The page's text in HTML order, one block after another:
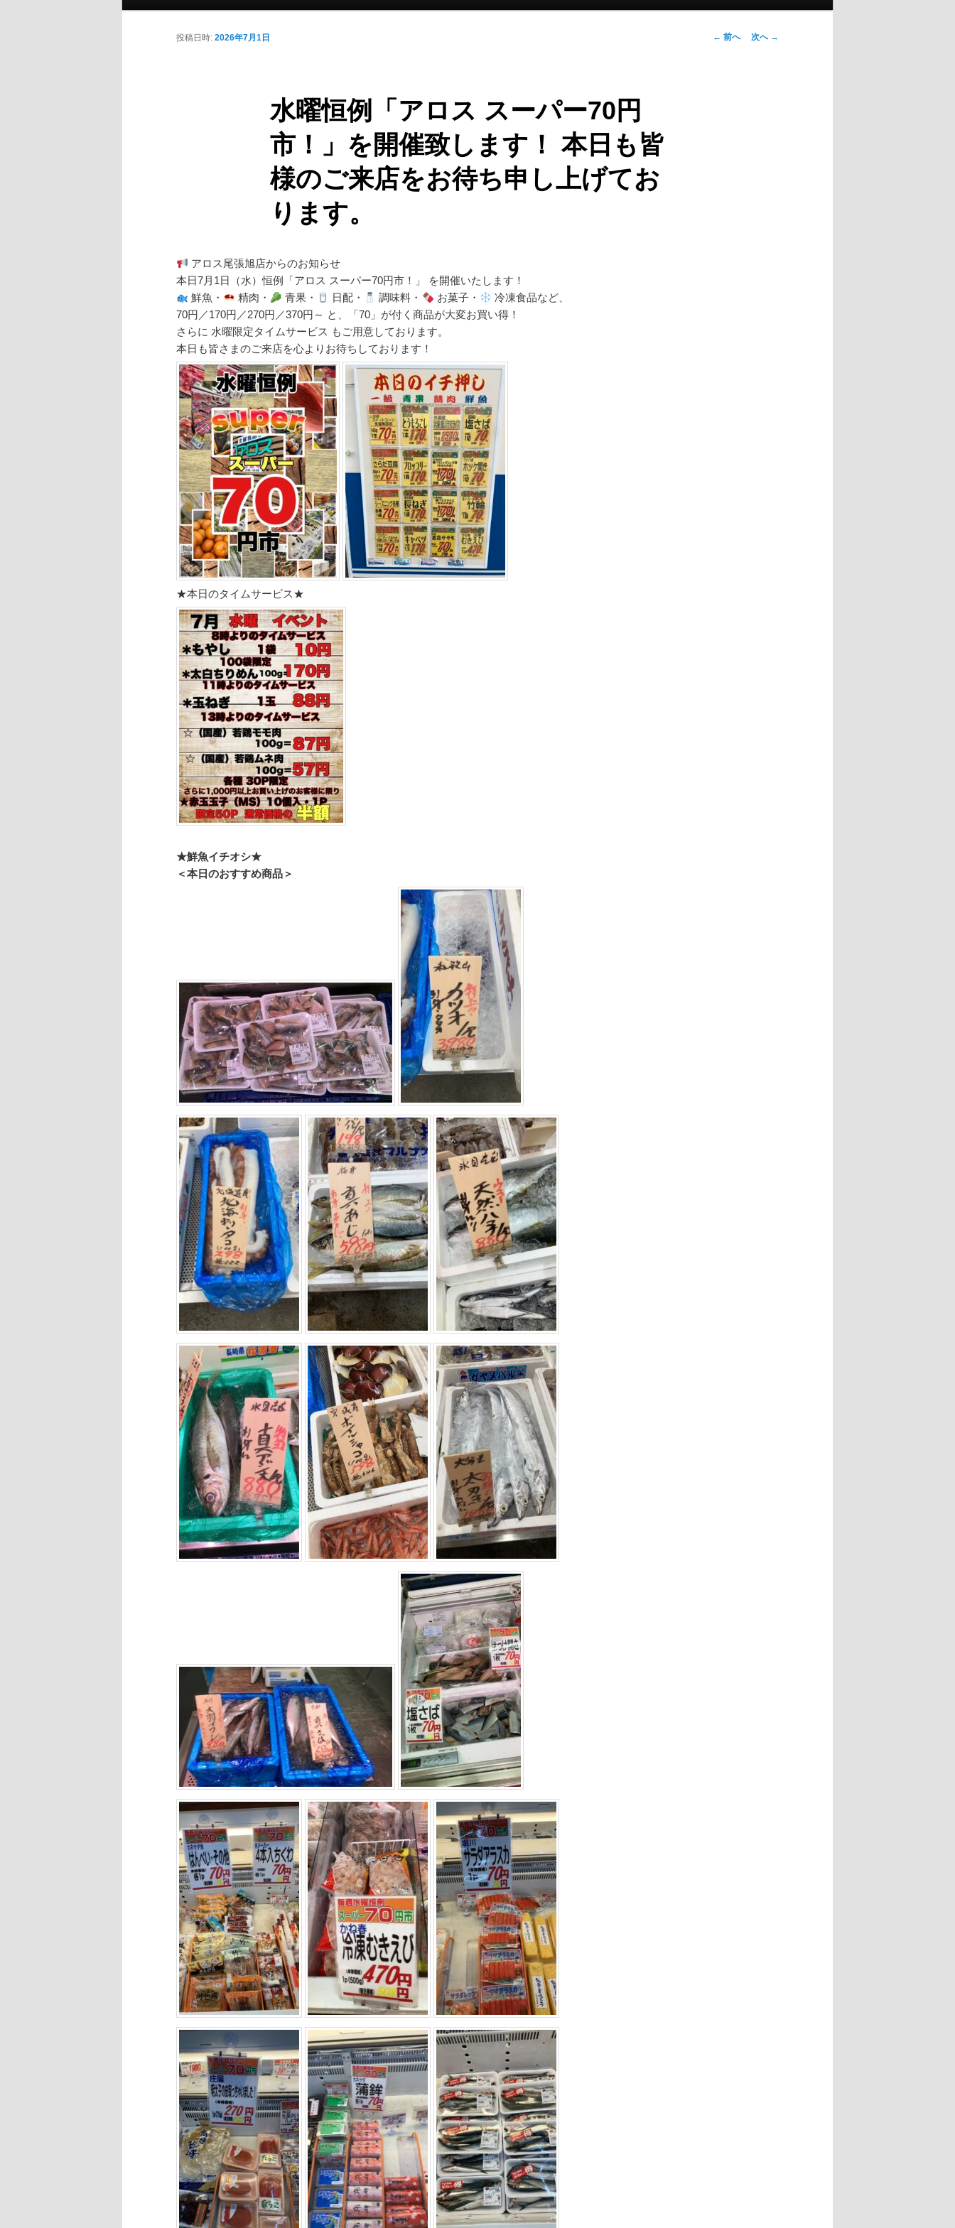
投稿ナビゲー
← 前へ 次へ →
水曜恒例「アロス スーパー70円
市！」を開催致します！ 本日も皆
様のご来店をお待ち申し上げてお
ります。
投稿日時: 2026年7月1日
アロス尾張旭店からのお知らせ
本日7月1日（水）恒例「アロス スーパー70円市！」 を開催いたします！
鮮魚・
精肉・ 青果・ 日配・ 調味料・ お菓子・
冷凍食品など、
70円／170円／270円／370円～ と、「70」が付く商品が大変お買い得！
さらに 水曜限定タイムサービス もご用意しております。
本日も皆さまのご来店を心よりお待ちしております！
★本日のタイムサービス★
★鮮魚イチオシ★
＜本日のおすすめ商品＞